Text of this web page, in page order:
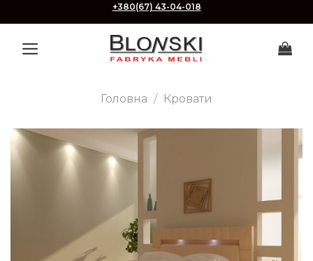
to
content
+380(67) 43-04-018
Головна / Кровати